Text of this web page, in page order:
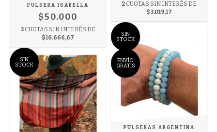
PULSERA ISABELLA
$50.000
3 CUOTAS SIN INTERÉS DE
$16.666,67
2 CUOTAS SIN INTERÉS DE
$3.019,17
SIN
STOCK
SIN
STOCK
ENVÍO
GRATIS
PULSERAS ARGENTINA